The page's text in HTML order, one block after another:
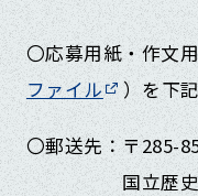
〇応募用紙・作文
ファイル
）を下
〇郵送先：〒285-
国立歴史民俗